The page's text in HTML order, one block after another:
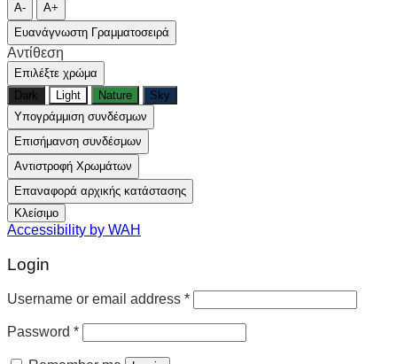
A-
A+
Ευανάγνωστη Γραμματοσειρά
Αντίθεση
Επιλέξτε χρώμα
Dark
Light Nature
Sky
Υπογράμμιση συνδέσμων
Επισήμανση συνδέσμων
Αντιστροφή Χρωμάτων
Επαναφορά αρχικής κατάστασης
Κλείσιμο
Accessibility by WAH
Login
Username or email address *
Password *